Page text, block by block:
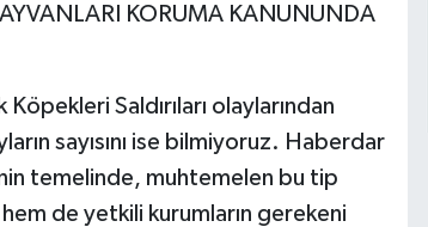
KORUMA KANUNUNDA
Saldırıları olaylarından
sayısını ise bilmiyoruz. Haberdar
temelinde, muhtemelen bu tip
de yetkili kurumların gerekeni